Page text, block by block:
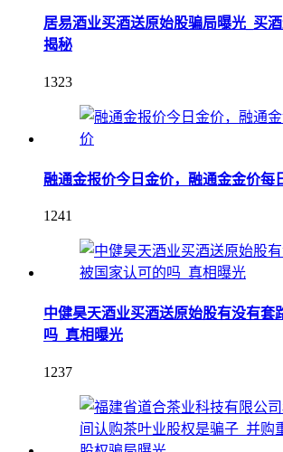
居易酒业买酒送原始股骗局曝光_买
揭秘
1323
融通金报价今日金价，融通金金价每
1241
中健昊天酒业买酒送原始股有没有套
吗_真相曝光
1237